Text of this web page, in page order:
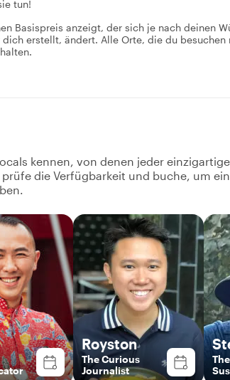
tun!
Basispreis anzeigt, der sich je nach deinen
erstellt, ändert. Alle Orte, die du besuchen
kennen, von denen jeder
die Verfügbarkeit und buche, um
Royston
The Curious
Journalist